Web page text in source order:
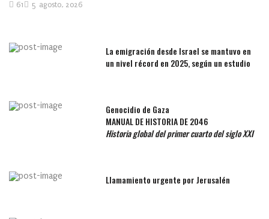
5 agosto, 2026
61
La emigración desde Israel se mantuvo en
un nivel récord en 2025, según un estudio
Genocidio de Gaza
MANUAL DE HISTORIA DE 2046
Historia global del primer cuarto del siglo XXI
Llamamiento urgente por Jerusalén